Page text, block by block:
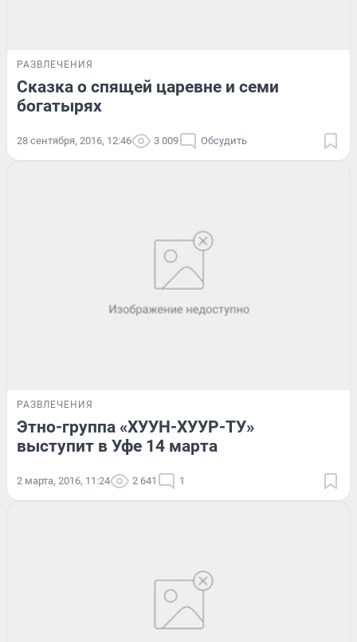
РАЗВЛЕЧЕНИЯ
Сказка о спящей царевне и семи
богатырях
28 сентября, 2016, 12:46 3 009 Обсудить
РАЗВЛЕЧЕНИЯ
Этно-группа «ХУУН-ХУУР-ТУ»
выступит в Уфе 14 марта
2 марта, 2016, 11:24 2 641 1